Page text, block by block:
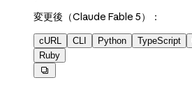
変更後（Claude Fable 5）：
cURL CLI Python TypeScript
Ruby
